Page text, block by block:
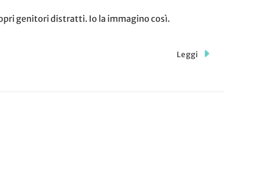
genitori distratti. Io la immagino così.
Leggi